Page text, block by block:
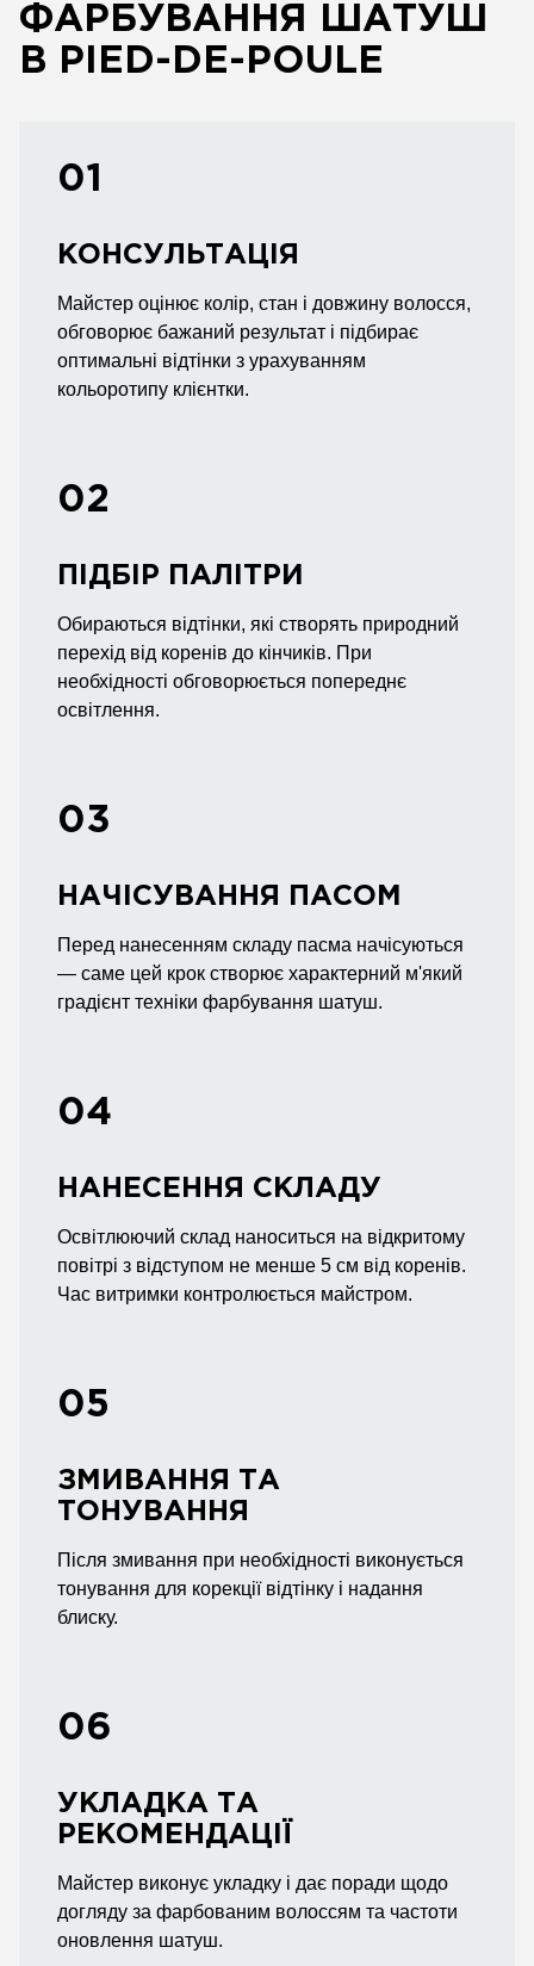
ФАРБУВАННЯ ШАТУШ
В PIED-DE-POULE
01
КОНСУЛЬТАЦІЯ
Майстер оцінює колір, стан і довжину волосся,
обговорює бажаний результат і підбирає
оптимальні відтінки з урахуванням
кольоротипу клієнтки.
02
ПІДБІР ПАЛІТРИ
Обираються відтінки, які створять природний
перехід від коренів до кінчиків. При
необхідності обговорюється попереднє
освітлення.
03
НАЧІСУВАННЯ ПАСОМ
Перед нанесенням складу пасма начісуються
— саме цей крок створює характерний м'який
градієнт техніки фарбування шатуш.
04
НАНЕСЕННЯ СКЛАДУ
Освітлюючий склад наноситься на відкритому
повітрі з відступом не менше 5 см від коренів.
Час витримки контролюється майстром.
05
ЗМИВАННЯ ТА
ТОНУВАННЯ
Після змивання при необхідності виконується
тонування для корекції відтінку і надання
блиску.
06
УКЛАДКА ТА
РЕКОМЕНДАЦІЇ
Майстер виконує укладку і дає поради щодо
догляду за фарбованим волоссям та частоти
оновлення шатуш.